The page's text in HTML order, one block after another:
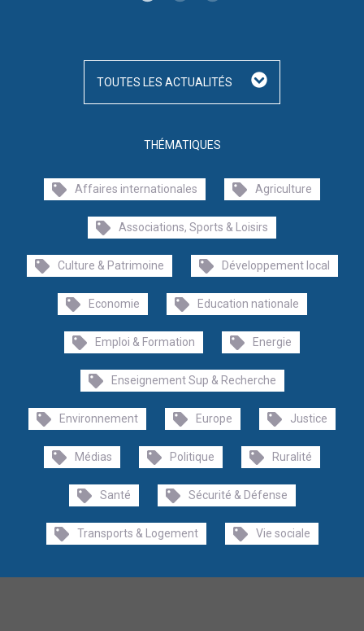
THÉMATIQUES
Affaires internationales Agriculture
Associations, Sports & Loisirs
Culture & Patrimoine Développement local
Economie Education nationale
Emploi & Formation Energie
Enseignement Sup & Recherche
Environnement Europe Justice
Médias Politique Ruralité
Santé Sécurité & Défense
Transports & Logement Vie sociale
TOUTES LES ACTUALITÉS